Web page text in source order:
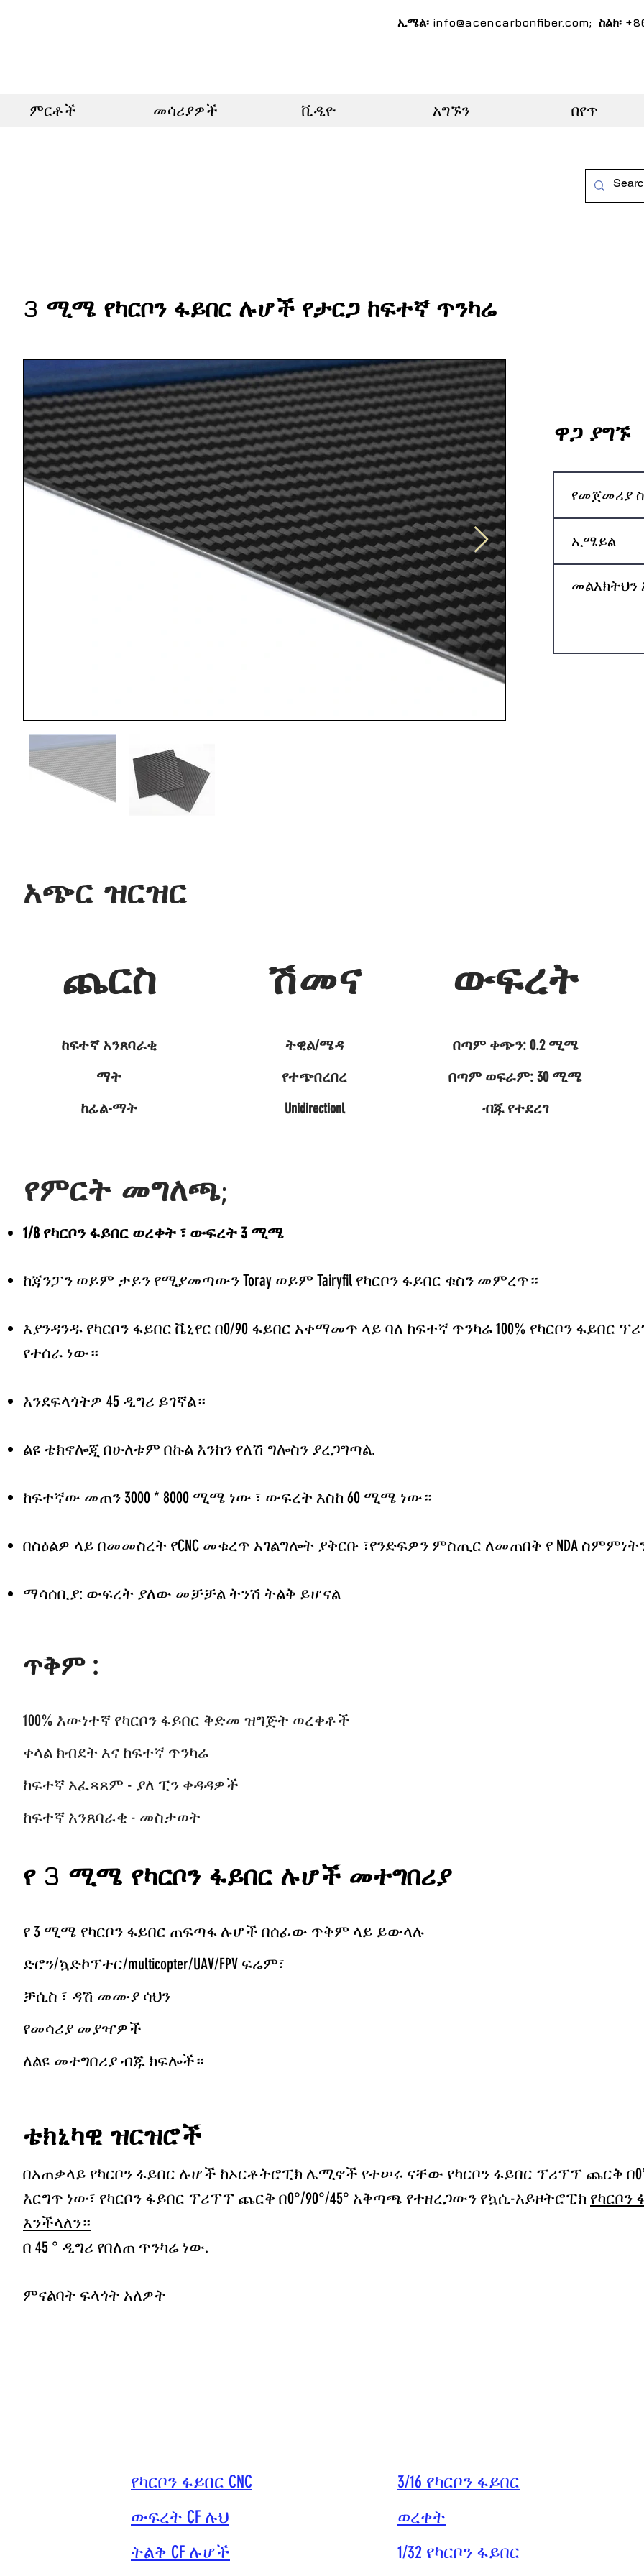
ኢሜል፡ info@acencarbonfiber.com; ስልክ፡
ምርቶች መሳሪያዎች ቪዲዮ አግኙን በየጥ
3 ሚሜ የካርቦን ፋይበር ሉሆች የታርጋ ከፍተኛ ጥንካሬ
ዋጋ ያግኙ
አጭር ዝርዝር
ጨርስ
ከፍተኛ አንጸባራቂ
ማት
ከፊል-ማት
ሽመና
ትዊል/ሜዳ
የተጭበረበረ
Unidirectionl
ውፍረት
በጣም ቀጭን: 0.2 ሚሜ
በጣም ወፍራም: 30 ሚሜ
ብጁ የተደረገ
የምርት መግለጫ;
1/8 የካርቦን ፋይበር ወረቀት ፣ ውፍረት 3 ሚሜ
ከጃንፓን ወይም ታይን የሚያመጣውን Toray ወይም Tairyfil የካርቦን ፋይበር ቁስን መምረጥ።
እያንዳንዱ የካርቦን ፋይበር ቬኒየር በ0/90 ፋይበር አቀማመጥ ላይ ባለ ከፍተኛ ጥንካሬ 100% የካርቦን ፋይበር
የተሰራ ነው።
እንደፍላጎትዎ 45 ዲግሪ ይገኛል።
ልዩ ቴክኖሎጂ በሁለቱም በኩል እንከን የለሽ ግሎስን ያረጋግጣል.
ከፍተኛው መጠን 3000 * 8000 ሚሜ ነው ፣ ውፍረት እስከ 60 ሚሜ ነው።
በስዕልዎ ላይ በመመስረት የCNC መቁረጥ አገልግሎት ያቅርቡ ፣የንድፍዎን ምስጢር ለመጠበቅ የ NDA
ማሳሰቢያ: ውፍረት ያለው መቻቻል ትንሽ ትልቅ ይሆናል
ጥቅም :
100% እውነተኛ የካርቦን ፋይበር ቅድመ ዝግጅት ወረቀቶች
ቀላል ክብደት እና ከፍተኛ ጥንካሬ
ከፍተኛ አፈጻጸም - ያለ ፒን ቀዳዳዎች
ከፍተኛ አንጸባራቂ - መስታወት
የ 3 ሚሜ የካርቦን ፋይበር ሉሆች መተግበሪያ
የ 3 ሚሜ የካርቦን ፋይበር ጠፍጣፋ ሉሆች በሰፊው ጥቅም ላይ ይውላሉ
ድሮን/ኳድኮፕተር/multicopter/UAV/FPV ፍሬም፣
ቻሲስ ፣ ዳሽ መሙያ ሳህን
የመሳሪያ መያዣዎች
ለልዩ መተግበሪያ ብጁ ክፍሎች።
ቴክኒካዊ ዝርዝሮች
በአጠቃላይ የካርቦን ፋይበር ሉሆች ከኦርቶትሮፒክ ሌሚኖች የተሠሩ ናቸው የካርቦን ፋይበር ፕሪፕፕ ጨርቅ
እርግጥ ነው፣ የካርቦን ፋይበር ፕሪፕፕ ጨርቅ በ0°/90°/45° አቅጣጫ የተዘረጋውን የኳሲ-አይዞትሮፒክ የካርቦን
እንችላለን።
በ 45 ° ዲግሪ የበለጠ ጥንካሬ ነው.
ምናልባት ፍላጎት አለዎት
የካርቦን ፋይበር CNC
ውፍረት CF ሉህ
ትልቅ CF ሉሆች
3/16 የካርቦን ፋይበር
ወረቀት
1/32 የካርቦን ፋይበር